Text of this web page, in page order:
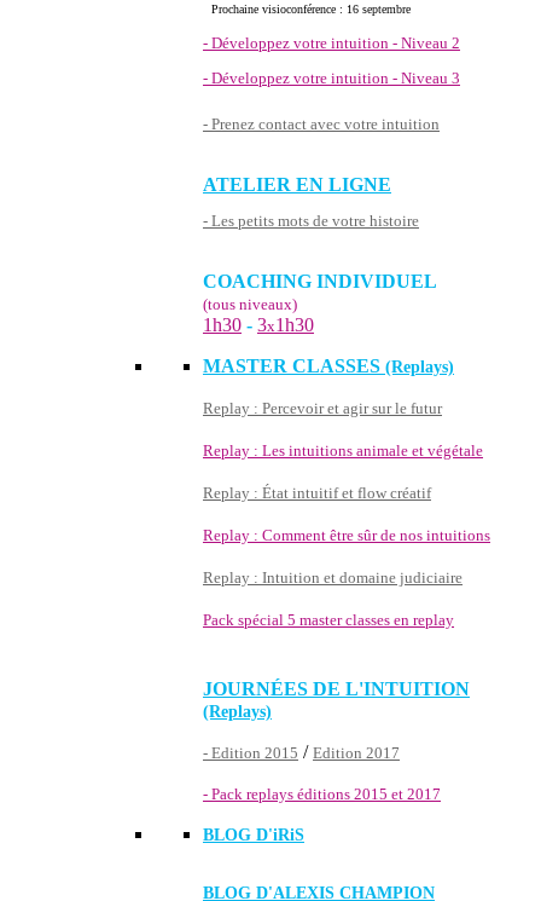
Prochaine visioconférence : 16 septembre
- Développez votre intuition - Niveau 2
- Développez votre intuition - Niveau 3
- Prenez contact avec votre intuition
ATELIER EN LIGNE
- Les petits mots de votre histoire
COACHING INDIVIDUEL
(tous niveaux)
1h30 - 3x1h30
MASTER CLASSES (Replays)
Replay : Percevoir et agir sur le futur
Replay : Les intuitions animale et végétale
Replay : État intuitif et flow créatif
Replay : Comment être sûr de nos intuitions
Replay : Intuition et domaine judiciaire
Pack spécial 5 master classes en replay
JOURNÉES DE L'INTUITION
(Replays)
- Edition 2015 / Edition 2017
- Pack replays éditions 2015 et 2017
BLOG D'iRiS
BLOG D'ALEXIS CHAMPION